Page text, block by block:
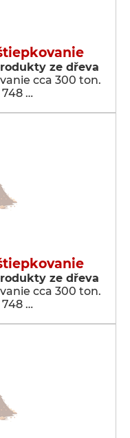
ze dřeva
cca 300 ton.
…
ze dřeva
cca 300 ton.
…